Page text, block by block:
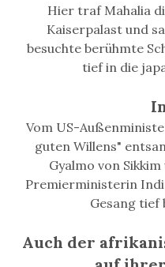
Hier traf Mahalia
Kaiserpalast und
besuchte berühmte
tief in die
Vom US-
guten Willens"
Gyalmo von
Premierministerin
Gesang tief
Auch der